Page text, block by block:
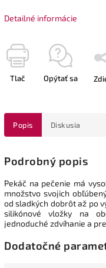
Detailné informácie
Tlač Opýtať sa
Popis Diskusia
Podrobný popis
Pekáč na pečenie má
množstvo svojich
od sladkých dobrôt až po
silikónové vložky na
jednoduché zdvíhanie a
Dodatočné